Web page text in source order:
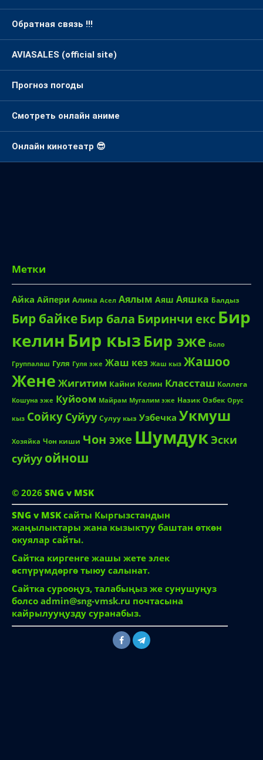
Обратная связь !!!
AVIASALES (official site)
Прогноз погоды
Смотреть онлайн аниме
Онлайн кинотеатр 😎
Метки
Айка Айпери Алина Асел Аялым Аяш Аяшка Балдыз
Бир байкеБир бала Биринчи екс Бир
келин Бир кыз Бир эже Боло
Группалаш Гуля Гуля эже Жаш кез Жаш кыз Жашоо
Жене Жигитим Кайни Келин Классташ Коллега
Кошуна эже Куйоом Майрам Мугалим эже Назик Озбек Орус
кыз Сойку Суйуу Сулуу кыз Узбечка Укмуш
Хозяйка Чон киши Чон эже ШумдукЭски
суйуу ойнош
© 2026 SNG v MSK
SNG v MSK сайты Кыргызстандын
жаңылыктары жана кызыктуу баштан өткөн
окуялар сайты.
Сайтка киргенге жашы жете элек
өспүрүмдөргө тыюу салынат.
Сайтка сурооңуз, талабыңыз же сунушуңуз
болсо admin@sng-vmsk.ru почтасына
кайрылууңузду суранабыз.